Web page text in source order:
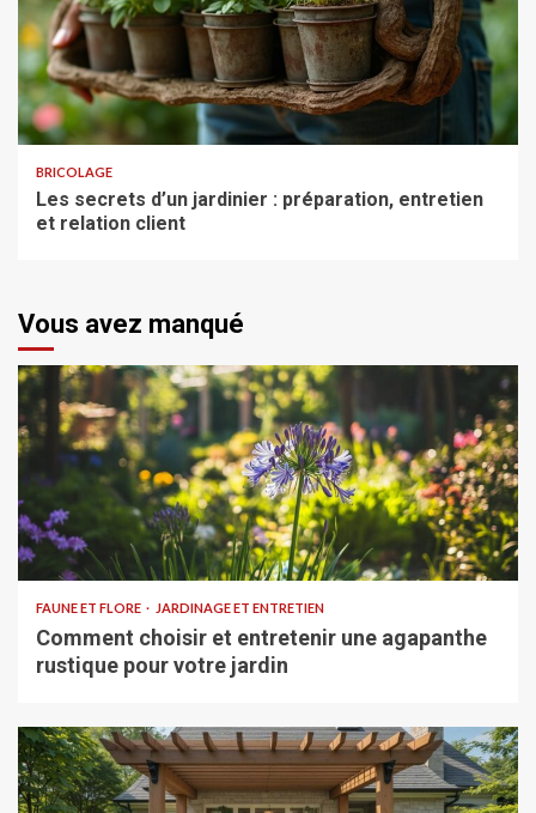
BRICOLAGE
Les secrets d’un jardinier : préparation, entretien
et relation client
Vous avez manqué
FAUNE ET FLORE JARDINAGE ET ENTRETIEN
Comment choisir et entretenir une agapanthe
rustique pour votre jardin